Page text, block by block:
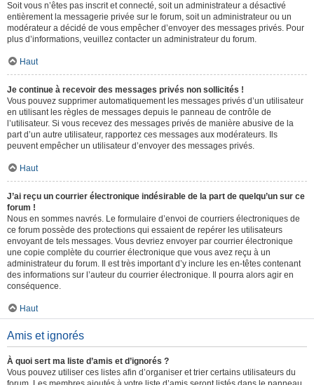
Soit vous n’êtes pas inscrit et connecté, soit un administrateur a désactivé
entièrement la messagerie privée sur le forum, soit un administrateur ou un
modérateur a décidé de vous empêcher d’envoyer des messages privés. Pour
plus d’informations, veuillez contacter un administrateur du forum.
Haut
Je continue à recevoir des messages privés non sollicités !
Vous pouvez supprimer automatiquement les messages privés d’un utilisateur
en utilisant les règles de messages depuis le panneau de contrôle de
l’utilisateur. Si vous recevez des messages privés de manière abusive de la
part d’un autre utilisateur, rapportez ces messages aux modérateurs. Ils
peuvent empêcher un utilisateur d’envoyer des messages privés.
Haut
J’ai reçu un courrier électronique indésirable de la part de quelqu’un sur ce
forum !
Nous en sommes navrés. Le formulaire d’envoi de courriers électroniques de
ce forum possède des protections qui essaient de repérer les utilisateurs
envoyant de tels messages. Vous devriez envoyer par courrier électronique
une copie complète du courrier électronique que vous avez reçu à un
administrateur du forum. Il est très important d’y inclure les en-têtes contenant
des informations sur l’auteur du courrier électronique. Il pourra alors agir en
conséquence.
Haut
Amis et ignorés
À quoi sert ma liste d’amis et d’ignorés ?
Vous pouvez utiliser ces listes afin d’organiser et trier certains utilisateurs du